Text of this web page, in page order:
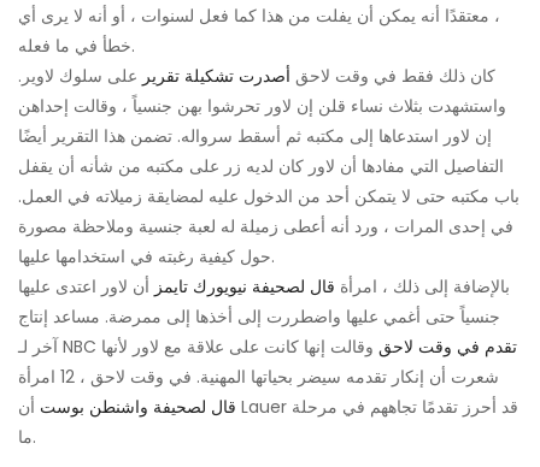
، معتقدًا أنه يمكن أن يفلت من هذا كما فعل لسنوات ، أو أنه لا يرى أي
خطأ في ما فعله.
كان ذلك فقط في وقت لاحق أصدرت تشكيلة تقرير على سلوك لاوير.
واستشهدت بثلاث نساء قلن إن لاور تحرشوا بهن جنسياً ، وقالت إحداهن
إن لاور استدعاها إلى مكتبه ثم أسقط سرواله. تضمن هذا التقرير أيضًا
التفاصيل التي مفادها أن لاور كان لديه زر على مكتبه من شأنه أن يقفل
باب مكتبه حتى لا يتمكن أحد من الدخول عليه لمضايقة زميلاته في العمل.
في إحدى المرات ، ورد أنه أعطى زميلة له لعبة جنسية وملاحظة مصورة
حول كيفية رغبته في استخدامها عليها.
بالإضافة إلى ذلك ، امرأة قال لصحيفة نيويورك تايمز أن لاور اعتدى عليها
جنسياً حتى أغمي عليها واضطررت إلى أخذها إلى ممرضة. مساعد إنتاج
آخر لـ NBC
تقدم في وقت لاحق وقالت إنها كانت على علاقة مع لاور لأنها
شعرت أن إنكار تقدمه سيضر بحياتها المهنية. في وقت لاحق ، 12 امرأة
قال لصحيفة واشنطن بوست أن Lauer قد أحرز تقدمًا تجاههم في مرحلة
ما.